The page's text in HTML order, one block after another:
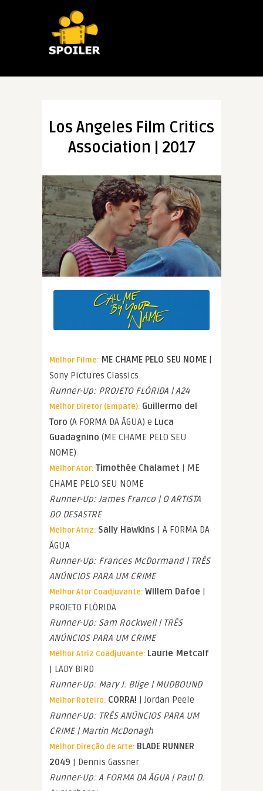
Los Angeles Film Critics
Association | 2017
Melhor Filme: ME CHAME PELO SEU NOME |
Sony Pictures Classics
Runner-Up: PROJETO FLÓRIDA | A24
Melhor Diretor (Empate): Guillermo del
Toro (A FORMA DA ÁGUA) e Luca
Guadagnino (ME CHAME PELO SEU
NOME)
Melhor Ator: Timothée Chalamet | ME
CHAME PELO SEU NOME
Runner-Up: James Franco | O ARTISTA
DO DESASTRE
Melhor Atriz: Sally Hawkins | A FORMA DA
ÁGUA
Runner-Up: Frances McDormand | TRÊS
ANÚNCIOS PARA UM CRIME
Melhor Ator Coadjuvante: Willem Dafoe |
PROJETO FLÓRIDA
Runner-Up: Sam Rockwell | TRÊS
ANÚNCIOS PARA UM CRIME
Melhor Atriz Coadjuvante: Laurie Metcalf
| LADY BIRD
Runner-Up: Mary J. Blige | MUDBOUND
Melhor Roteiro: CORRA! | Jordan Peele
Runner-Up: TRÊS ANÚNCIOS PARA UM
CRIME | Martin McDonagh
Melhor Direção de Arte: BLADE RUNNER
2049 | Dennis Gassner
Runner-Up: A FORMA DA ÁGUA | Paul D.